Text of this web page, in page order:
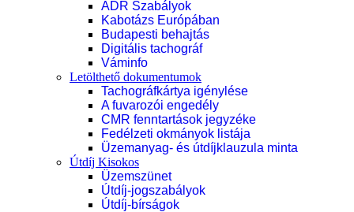
ADR Szabályok
Kabotázs Európában
Budapesti behajtás
Digitális tachográf
Váminfo
Letölthető dokumentumok
Tachográfkártya igénylése
A fuvarozói engedély
CMR fenntartások jegyzéke
Fedélzeti okmányok listája
Üzemanyag- és útdíjklauzula minta
Útdíj Kisokos
Üzemszünet
Útdíj-jogszabályok
Útdíj-bírságok